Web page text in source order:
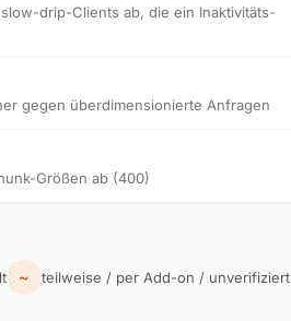
drip-Clients ab, die ein Inaktivitäts-
gegen überdimensionierte Anfragen
Größen ab (400)
~ teilweise / per Add-on / unverifiziert